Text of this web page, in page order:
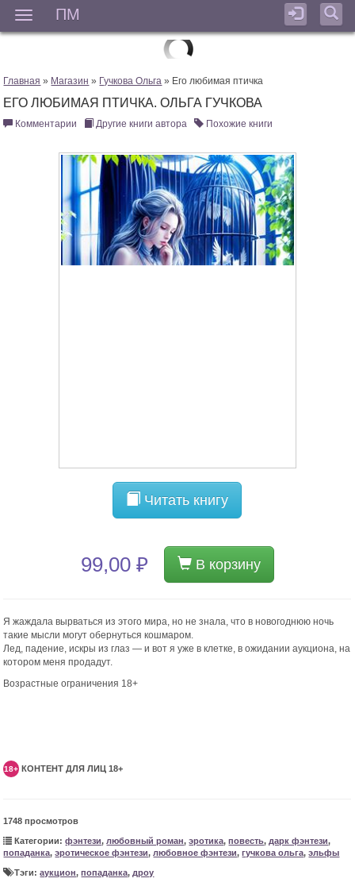
ПМ
Главная » Магазин » Гучкова Ольга » Его любимая птичка
ЕГО ЛЮБИМАЯ ПТИЧКА. ОЛЬГА ГУЧКОВА
Комментарии Другие книги автора Похожие книги
Читать книгу
99,00 ₽ В корзину
Я жаждала вырваться из этого мира, но не знала, что в новогоднюю ночь
такие мысли могут обернуться кошмаром.
Лед, падение, искры из глаз — и вот я уже в клетке, в ожидании аукциона, на
котором меня продадут.
Возрастные ограничения 18+
18+ КОНТЕНТ ДЛЯ ЛИЦ 18+
1748 просмотров
Категории:фэнтези, любовный роман,эротика,повесть, дарк фэнтези,
попаданка,эротическое фэнтези, любовное фэнтези,гучкова ольга,эльфы
Тэги:аукцион,попаданка, дроу